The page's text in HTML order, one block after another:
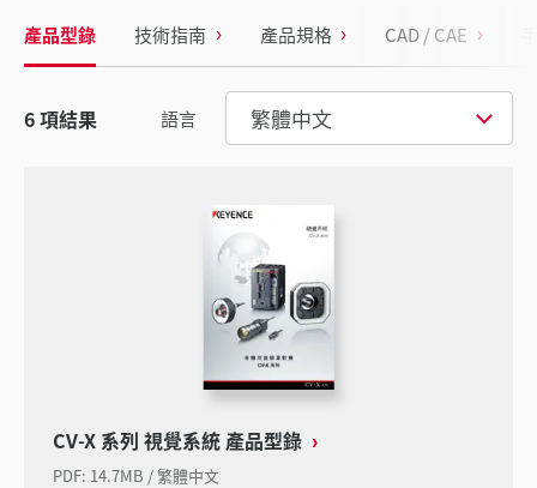
產品型錄 技術指南 產品規格 CAD / CAE
語言 繁體中文
6項結果
CV-X 系列 視覺系統 產品型錄
PDF: 14.7MB /繁體中文